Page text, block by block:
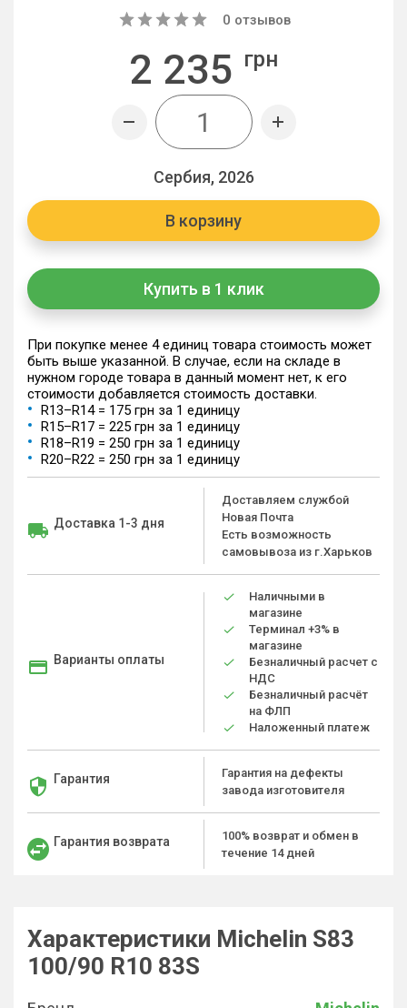
0 отзывов
2 235 грн
Сербия, 2026
В корзину
Купить в 1 клик
При покупке менее 4 единиц товара стоимость может
быть выше указанной. В случае, если на складе в
нужном городе товара в данный момент нет, к его
стоимости добавляется стоимость доставки.
R13–R14 = 175 грн за 1 единицу
R15–R17 = 225 грн за 1 единицу
R18–R19 = 250 грн за 1 единицу
R20–R22 = 250 грн за 1 единицу
Доставка 1-3 дня
Доставляем службой
Новая Почта
Есть возможность
самовывоза из г.Харьков
Варианты оплаты
Наличными в
магазине
Терминал +3% в
магазине
Безналичный расчет с
НДС
Безналичный расчёт
на ФЛП
Наложенный платеж
Гарантия
Гарантия на дефекты
завода изготовителя
Гарантия возврата
100% возврат и обмен в
течение 14 дней
Характеристики Michelin S83
100/90 R10 83S